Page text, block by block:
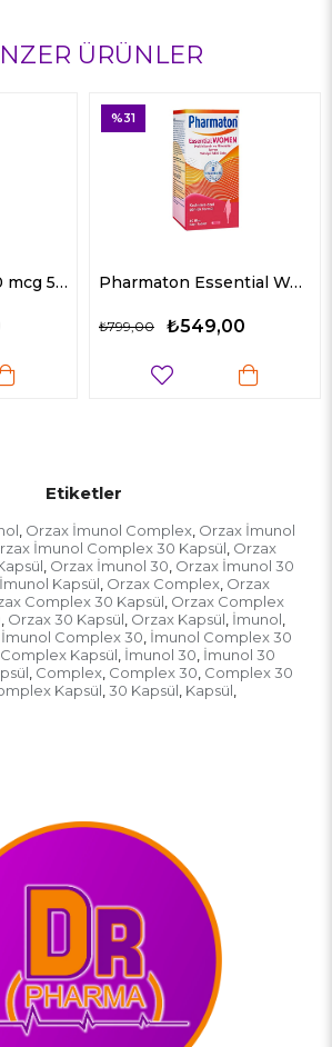
ÜRÜNLER
Pharmaton Essential Women 30 Tablet
₺549,00 ₺779,00
%30
Etiketler
Orzax İmunol Complex, Orzax İmunol
İmunol Complex 30 Kapsül Orzax
Orzax İmunol 30 Orzax İmunol 30
Kapsül Orzax Complex, Orzax
Complex 30 Kapsül Orzax Complex
Orzax 30 Kapsül Orzax Kapsül İmunol
İmunol Complex 30 İmunol Complex 30
Kapsül İmunol 30 İmunol 30
Complex Complex 30 Complex 30
Kapsül 30 Kapsül Kapsül